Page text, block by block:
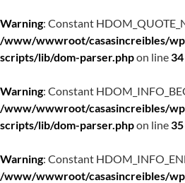
Warning: Constant
/www/wwwroot/casasincreibles/
scripts/lib/dom-parser.phpon line34
Warning: Constant
/www/wwwroot/casasincreibles/
scripts/lib/dom-parser.phpon line35
Warning: Constant
/www/wwwroot/casasincreibles/